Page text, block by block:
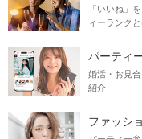
「いいね」
ィーランク
パーティ
婚活・お見
紹介
ファッシ